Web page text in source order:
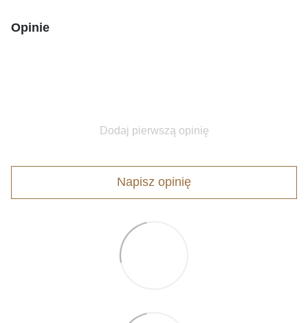
Opinie
Dodaj pierwszą opinię
Napisz opinię